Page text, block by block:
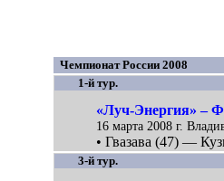
Чемпионат России 2008
1-й тур.
«Луч-Энергия» –
16 марта 2008 г.
• Гвазава (47) —
3-й тур.